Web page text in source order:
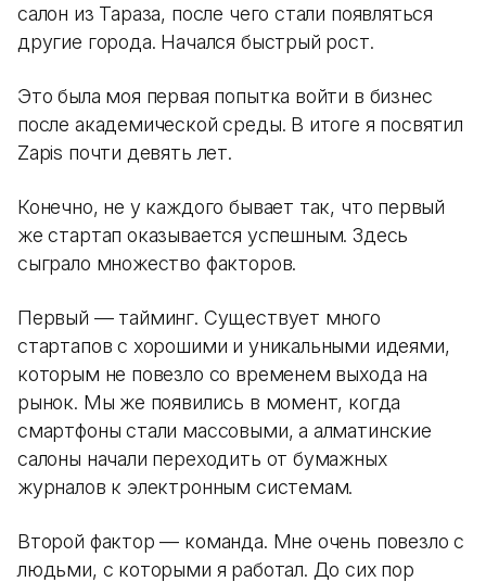
салон из Тараза, после чего стали появляться
другие города. Начался быстрый рост.
Это была моя первая попытка войти в бизнес
после академической среды. В итоге я посвятил
Zapis почти девять лет.
Конечно, не у каждого бывает так, что первый
же стартап оказывается успешным. Здесь
сыграло множество факторов.
Первый — тайминг. Существует много
стартапов с хорошими и уникальными идеями,
которым не повезло со временем выхода на
рынок. Мы же появились в момент, когда
смартфоны стали массовыми, а алматинские
салоны начали переходить от бумажных
журналов к электронным системам.
Второй фактор — команда. Мне очень повезло с
людьми, с которыми я работал. До сих пор